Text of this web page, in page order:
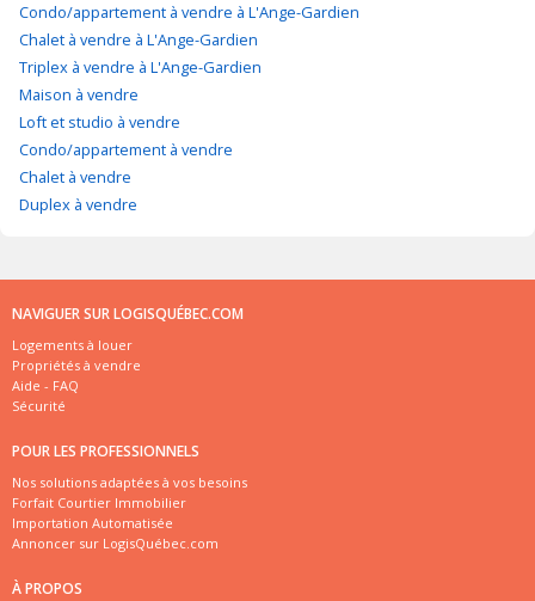
Condo/appartement à vendre à L'Ange-Gardien
Chalet à vendre à L'Ange-Gardien
Triplex à vendre à L'Ange-Gardien
Maison à vendre
Loft et studio à vendre
Condo/appartement à vendre
Chalet à vendre
Duplex à vendre
NAVIGUER SUR LOGISQUÉBEC.COM
Logements à louer
Propriétés à vendre
Aide - FAQ
Sécurité
POUR LES PROFESSIONNELS
Nos solutions adaptées à vos besoins
Forfait Courtier Immobilier
Importation Automatisée
Annoncer sur LogisQuébec.com
À PROPOS